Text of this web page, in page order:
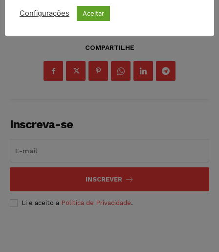
COMPARTILHE
Inscreva-se
INSCREVER
Li e aceito a Política de Privacidade.
Configurações Aceitar